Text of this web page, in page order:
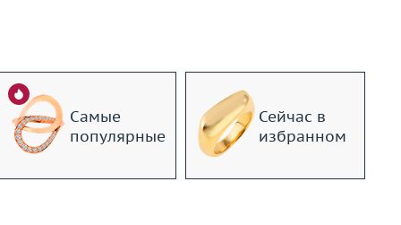
Самые
популярные
Сейчас в
избранном